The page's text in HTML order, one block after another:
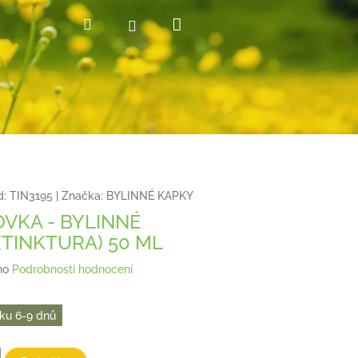
HledatPřihlášení
košík
TIN3195 Značka: BYLINNÉ KAPKY
- BYLINNÉ
50 ML
Podrobnosti hodnocení
6-9 dnů